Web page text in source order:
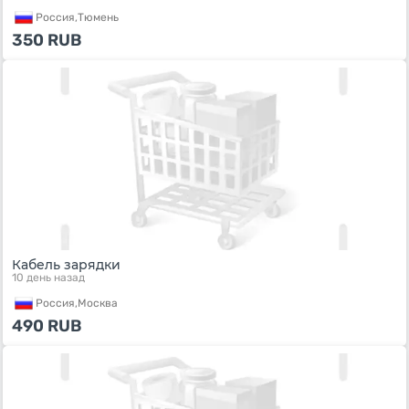
Россия,Тюмень
350 RUB
Кабель зарядки
10 день назад
Россия,Москва
490 RUB